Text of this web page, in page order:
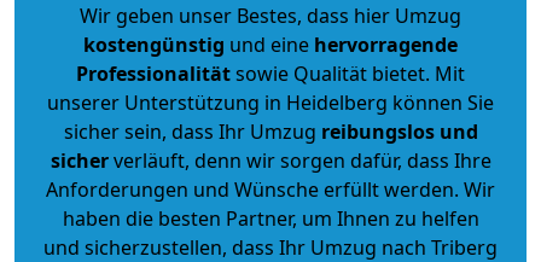
Wir geben unser Bestes, dass hier Umzug
kostengünstig und eine hervorragende
Professionalitätsowie Qualität bietet. Mit
unserer Unterstützung in Heidelberg können Sie
sicher sein, dass Ihr Umzug reibungslos und
sicherverläuft, denn wir sorgen dafür, dass Ihre
Anforderungen und Wünsche erfüllt werden. Wir
haben die besten Partner, um Ihnen zu helfen
und sicherzustellen, dass Ihr Umzug nach Triberg